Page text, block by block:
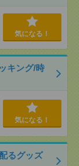
気になる！
キング/時
気になる！
るグッズ